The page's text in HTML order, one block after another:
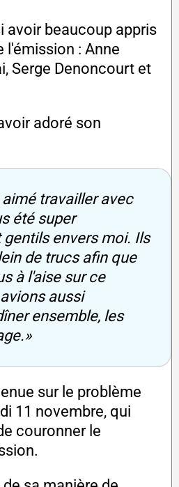
avoir beaucoup appris
l'émission : Anne
Serge Denoncourt et
adoré son
travailler avec
été super
envers moi. Ils
de trucs afin que
à l'aise sur ce
aussi
ensemble, les
sur le problème
11 novembre, qui
couronner le